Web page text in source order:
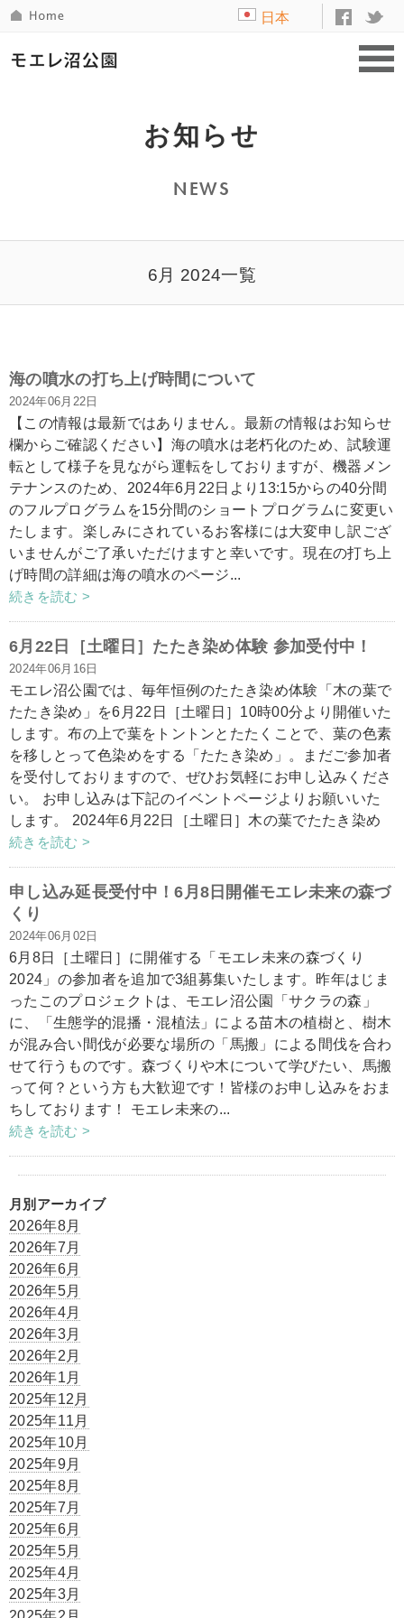
日本
お知らせ
NEWS
6月 2024一覧
海の噴水の打ち上げ時間について
2024年06月22日
【この情報は最新ではありません。最新の情報はお知らせ
欄からご確認ください】海の噴水は老朽化のため、試験運
転として様子を見ながら運転をしておりますが、機器メン
テナンスのため、2024年6月22日より13:15からの40分間
のフルプログラムを15分間のショートプログラムに変更い
たします。楽しみにされているお客様には大変申し訳ござ
いませんがご了承いただけますと幸いです。現在の打ち上
げ時間の詳細は海の噴水のページ...
続きを読む >
6月22日［土曜日］たたき染め体験 参加受付中！
2024年06月16日
モエレ沼公園では、毎年恒例のたたき染め体験「木の葉で
たたき染め」を6月22日［土曜日］10時00分より開催いた
します。布の上で葉をトントンとたたくことで、葉の色素
を移しとって色染めをする「たたき染め」。まだご参加者
を受付しておりますので、ぜひお気軽にお申し込みくださ
い。 お申し込みは下記のイベントページよりお願いいた
します。 2024年6月22日［土曜日］木の葉でたたき染め
続きを読む >
申し込み延長受付中！6月8日開催モエレ未来の森づ
くり
2024年06月02日
6月8日［土曜日］に開催する「モエレ未来の森づくり
2024」の参加者を追加で3組募集いたします。昨年はじま
ったこのプロジェクトは、モエレ沼公園「サクラの森」
に、「生態学的混播・混植法」による苗木の植樹と、樹木
が混み合い間伐が必要な場所の「馬搬」による間伐を合わ
せて行うものです。森づくりや木について学びたい、馬搬
って何？という方も大歓迎です！皆様のお申し込みをおま
ちしております！ モエレ未来の...
続きを読む >
月別アーカイブ
2026年8月
2026年7月
2026年6月
2026年5月
2026年4月
2026年3月
2026年2月
2026年1月
2025年12月
2025年11月
2025年10月
2025年9月
2025年8月
2025年7月
2025年6月
2025年5月
2025年4月
2025年3月